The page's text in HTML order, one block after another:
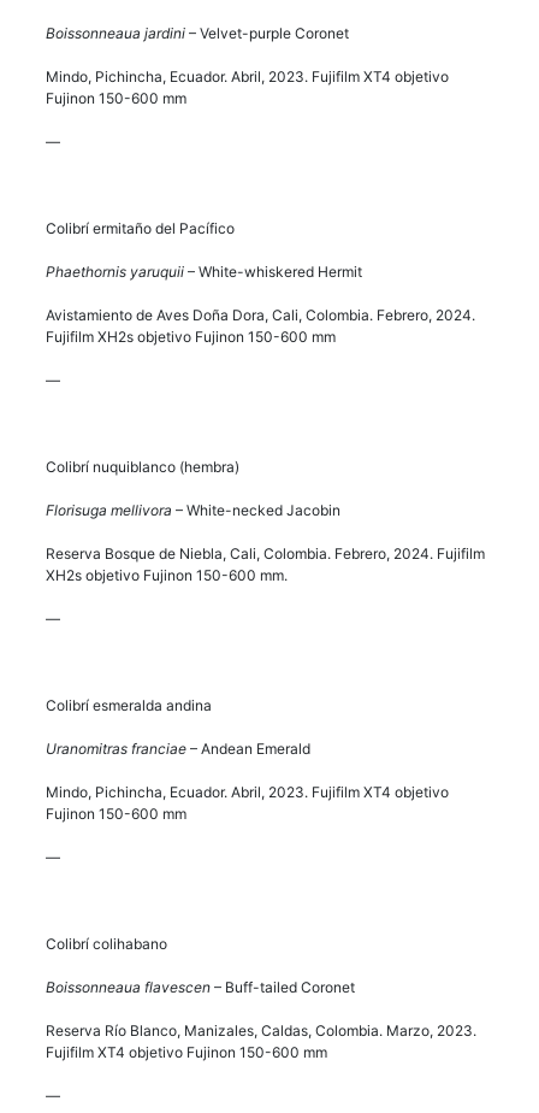
Boissonneaua jardini – Velvet-purple Coronet
Mindo, Pichincha, Ecuador. Abril, 2023. Fujifilm XT4 objetivo
Fujinon 150-600 mm
—
Colibrí ermitaño del Pacífico
Phaethornis yaruquii – White-whiskered Hermit
Avistamiento de Aves Doña Dora, Cali, Colombia. Febrero, 2024.
Fujifilm XH2s objetivo Fujinon 150-600 mm
—
Colibrí nuquiblanco (hembra)
Florisuga mellivora – White-necked Jacobin
Reserva Bosque de Niebla, Cali, Colombia. Febrero, 2024. Fujifilm
XH2s objetivo Fujinon 150-600 mm.
—
Colibrí esmeralda andina
Uranomitras franciae – Andean Emerald
Mindo, Pichincha, Ecuador. Abril, 2023. Fujifilm XT4 objetivo
Fujinon 150-600 mm
—
Colibrí colihabano
Boissonneaua flavescen – Buff-tailed Coronet
Reserva Río Blanco, Manizales, Caldas, Colombia. Marzo, 2023.
Fujifilm XT4 objetivo Fujinon 150-600 mm
—